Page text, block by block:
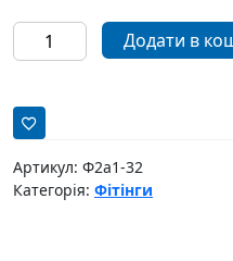
Американка
пряма
world
5/4"
кількість
Додати в
Артикул: Ф2а1-32
Категорія: Фітінги